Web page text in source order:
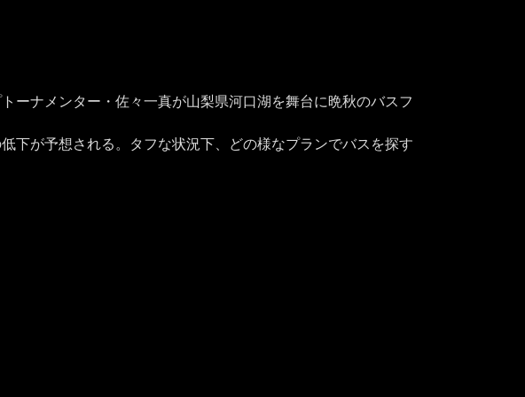
ーナメンター・佐々一真が山梨県河口湖を舞台に晩秋のバスフ
下が予想される。タフな状況下、どの様なプランでバスを探す